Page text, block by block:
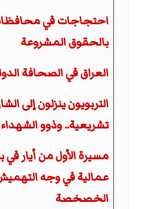
احتجاجات في
بالحقوق المشروعة
العراق في الصحافة
التربويون ينزلون إلى
تشريعية.. وذوو الشهداء
مسيرة الأول من أيار
عمالية في وجه
الخصخصة